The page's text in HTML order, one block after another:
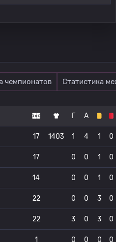
чемпионатов Статистика
Г А
17 1403 1 4 1 0
17 0 0 1 0
14 0 0 1 0
22 0 0 3 0
22 3 0 3 0
1 0 0 0 0